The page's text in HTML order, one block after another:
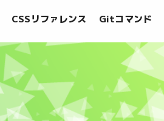
CSSリファレンス Gitコマンド